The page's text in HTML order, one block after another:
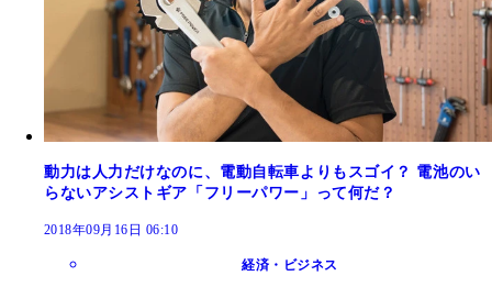
動力は人力だけなのに、電動自転車よりもスゴイ？ 電池のい
らないアシストギア「フリーパワー」って何だ？
2018年09月16日 06:10
経済・ビジネス